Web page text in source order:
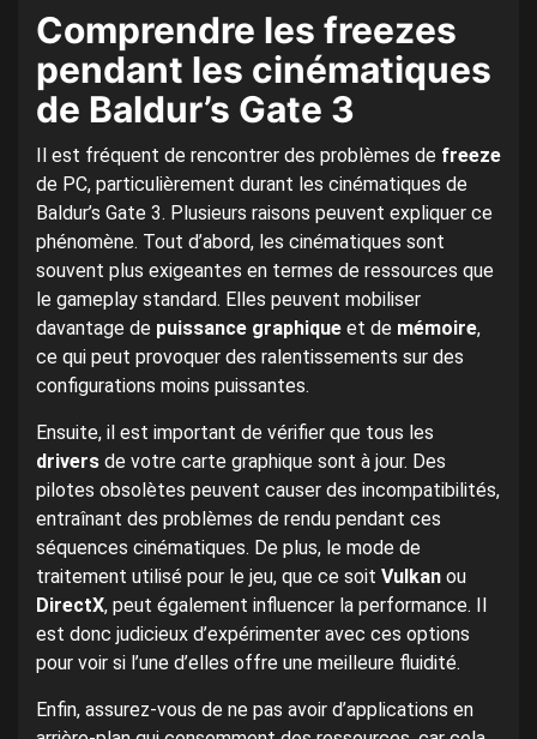
Comprendre les freezes
pendant les cinématiques
de Baldur’s Gate 3
Il est fréquent de rencontrer des problèmes de freeze
de PC, particulièrement durant les cinématiques de
Baldur’s Gate 3. Plusieurs raisons peuvent expliquer ce
phénomène. Tout d’abord, les cinématiques sont
souvent plus exigeantes en termes de ressources que
le gameplay standard. Elles peuvent mobiliser
davantage de puissance graphique et de mémoire,
ce qui peut provoquer des ralentissements sur des
configurations moins puissantes.
Ensuite, il est important de vérifier que tous les
drivers de votre carte graphique sont à jour. Des
pilotes obsolètes peuvent causer des incompatibilités,
entraînant des problèmes de rendu pendant ces
séquences cinématiques. De plus, le mode de
traitement utilisé pour le jeu, que ce soit Vulkan ou
DirectX, peut également influencer la performance. Il
est donc judicieux d’expérimenter avec ces options
pour voir si l’une d’elles offre une meilleure fluidité.
Enfin, assurez-vous de ne pas avoir d’applications en